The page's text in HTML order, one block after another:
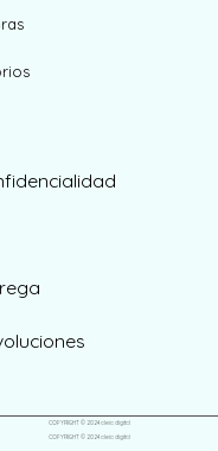
COPYRIGHT © 2024 aleia digital
COPYRIGHT © 2024 aleia digital